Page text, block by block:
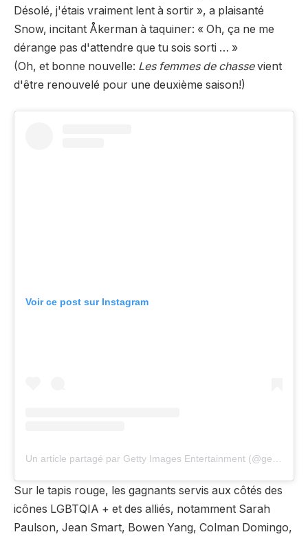
Désolé, j'étais vraiment lent à sortir », a plaisanté
Snow, incitant Åkerman à taquiner: « Oh, ça ne me
dérange pas d'attendre que tu sois sorti … »
(Oh, et bonne nouvelle: Les femmes de chassevient
d'être renouvelé pour une deuxième saison!)
Voir ce post sur Instagram
Sur le tapis rouge, les gagnants servis aux côtés des
icônes LGBTQIA + et des alliés, notamment Sarah
Paulson, Jean Smart, Bowen Yang, Colman Domingo,